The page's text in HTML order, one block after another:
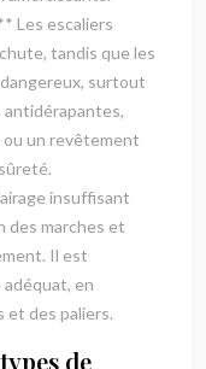
Les escaliers
tandis que les
surtout
antidérapantes,
ou un revêtement
insuffisant
des marches et
Il est
en
et des paliers.
de